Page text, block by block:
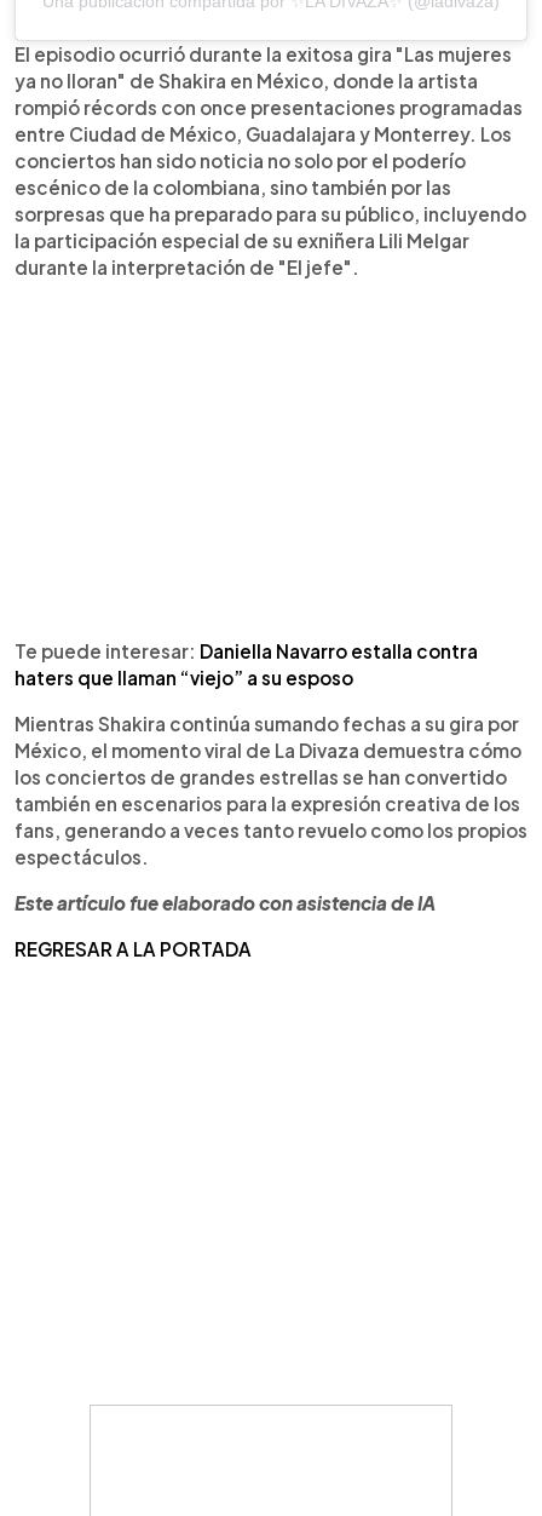
El episodio ocurrió durante la exitosa gira "Las mujeres
ya no lloran" de Shakira en México, donde la artista
rompió récords con once presentaciones programadas
entre Ciudad de México, Guadalajara y Monterrey. Los
conciertos han sido noticia no solo por el poderío
escénico de la colombiana, sino también por las
sorpresas que ha preparado para su público, incluyendo
la participación especial de su exniñera Lili Melgar
durante la interpretación de "El jefe".
Te puede interesar: Daniella Navarro estalla contra
haters que llaman “viejo” a su esposo
Mientras Shakira continúa sumando fechas a su gira por
México, el momento viral de La Divaza demuestra cómo
los conciertos de grandes estrellas se han convertido
también en escenarios para la expresión creativa de los
fans, generando a veces tanto revuelo como los propios
espectáculos.
Este artículo fue elaborado con asistencia de IA
REGRESAR A LA PORTADA